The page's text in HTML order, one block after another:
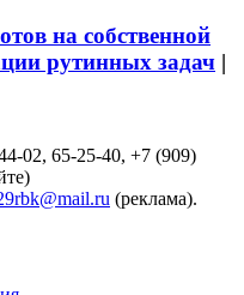
на собственной
рутинных задач |
02, 65-25-40, +7 (909)
(реклама).